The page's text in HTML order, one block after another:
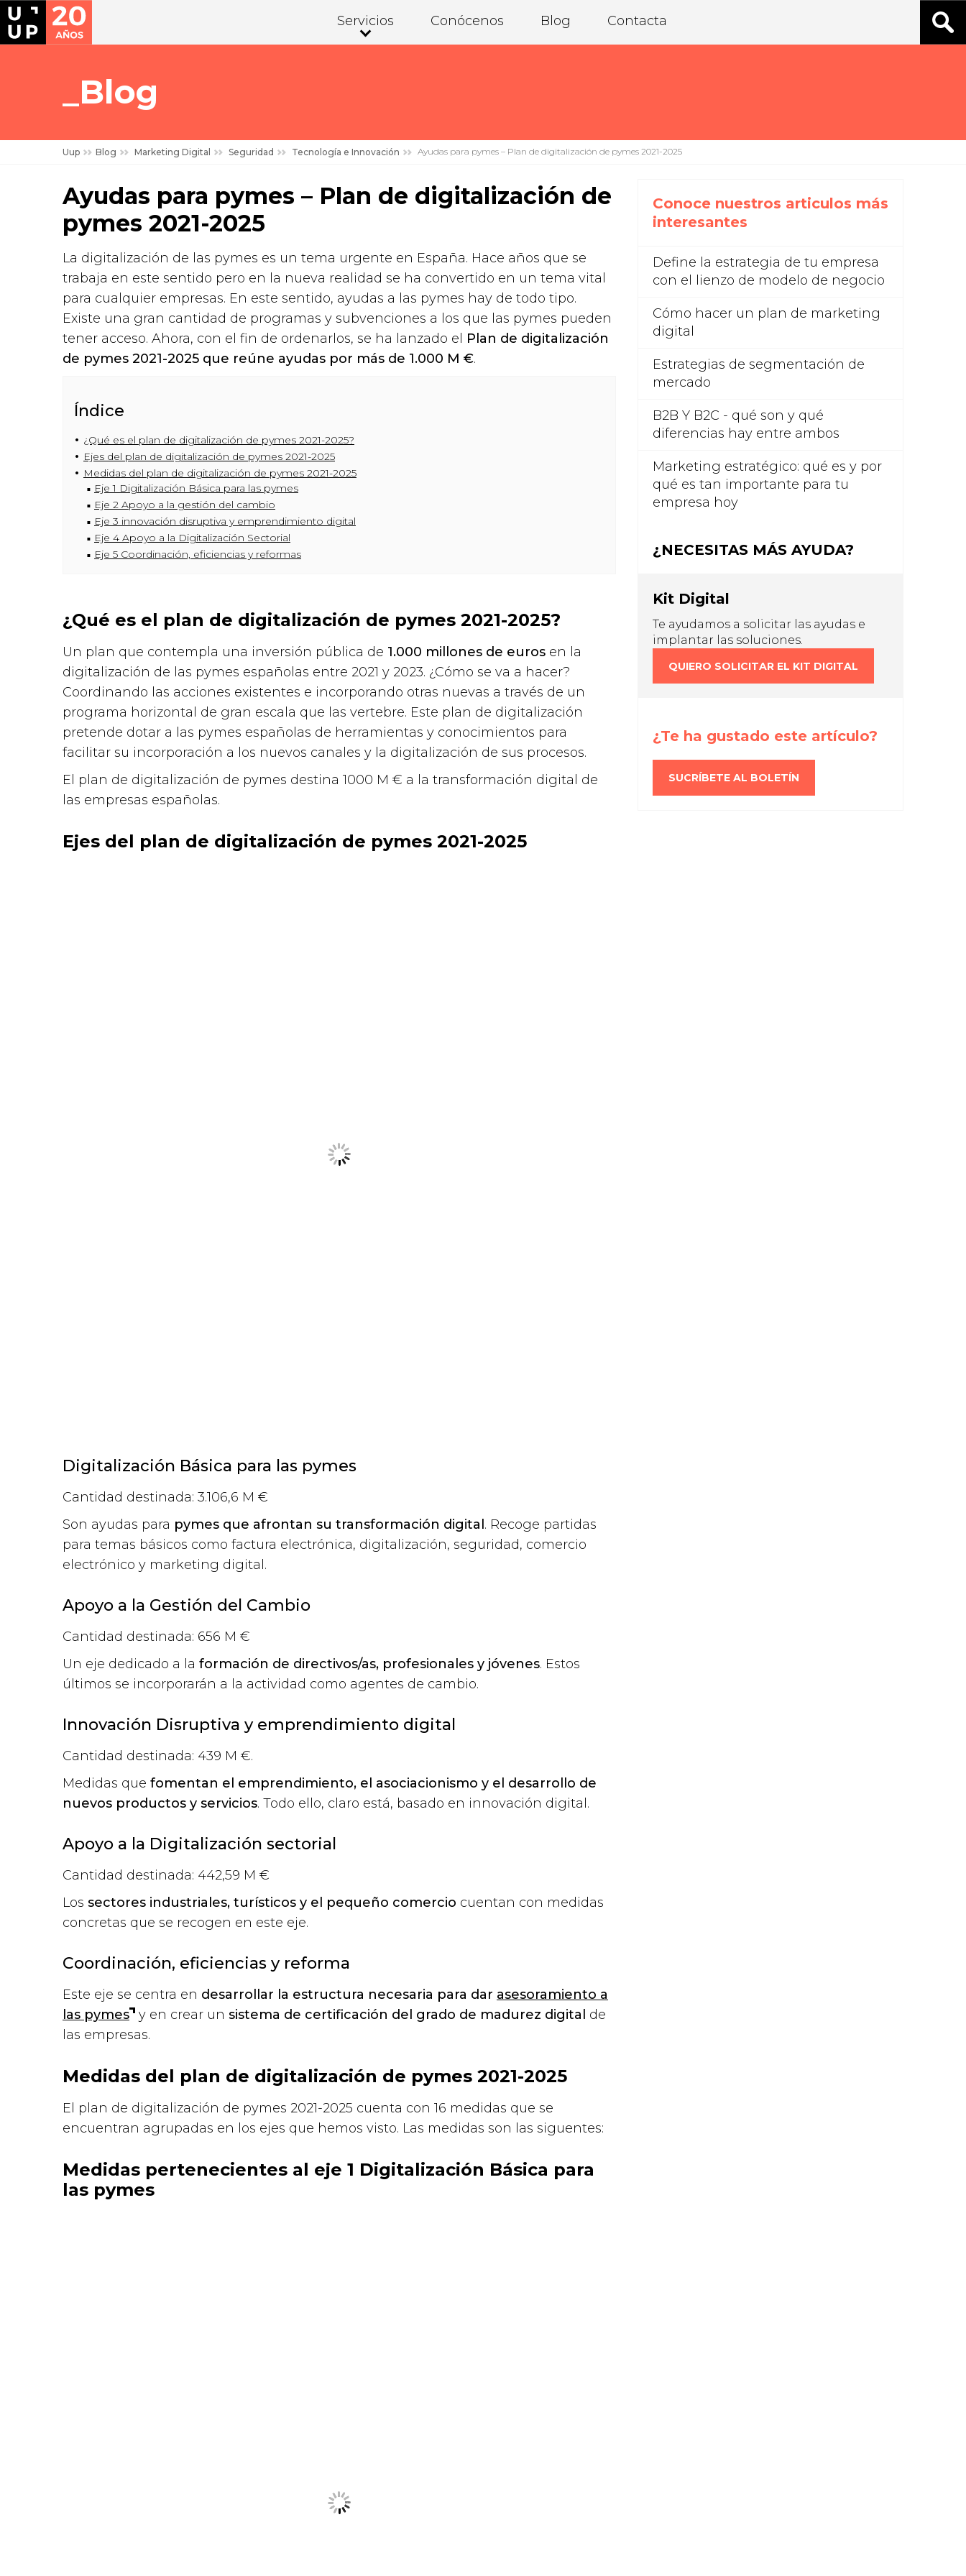
Servicios Conócenos Blog Contacta
Blog
Uup Blog Marketing Digital Seguridad Tecnología e Innovación Ayudas para pymes – Plan de digitalización de pymes 2021-2025
Ayudas para pymes – Plan de digitalización de
pymes 2021-2025
La digitalización de las pymes es un tema urgente en España. Hace años que se
trabaja en este sentido pero en la nueva realidad se ha convertido en un tema vital
para cualquier empresas. En este sentido, ayudas a las pymes hay de todo tipo.
Existe una gran cantidad de programas y subvenciones a los que las pymes pueden
tener acceso. Ahora, con el fin de ordenarlos, se ha lanzado el Plan de digitalización
de pymes 2021-2025 que reúne ayudas por más de 1.000 M €.
Índice
¿Qué es el plan de digitalización de pymes 2021-2025?
Ejes del plan de digitalización de pymes 2021-2025
Medidas del plan de digitalización de pymes 2021-2025
Eje 1 Digitalización Básica para las pymes
Eje 2 Apoyo a la gestión del cambio
Eje 3 innovación disruptiva y emprendimiento digital
Eje 4 Apoyo a la Digitalización Sectorial
Eje 5 Coordinación, eficiencias y reformas
¿Qué es el plan de digitalización de pymes 2021-2025?
Un plan que contempla una inversión pública de 1.000 millones de euros en la
digitalización de las pymes españolas entre 2021 y 2023. ¿Cómo se va a hacer?
Coordinando las acciones existentes e incorporando otras nuevas a través de un
programa horizontal de gran escala que las vertebre. Este plan de digitalización
pretende dotar a las pymes españolas de herramientas y conocimientos para
facilitar su incorporación a los nuevos canales y la digitalización de sus procesos.
El plan de digitalización de pymes destina 1000 M € a la transformación digital de
las empresas españolas.
Ejes del plan de digitalización de pymes 2021-2025
Digitalización Básica para las pymes
Cantidad destinada: 3.106,6 M €
Son ayudas para pymes que afrontan su transformación digital . Recoge partidas
para temas básicos como factura electrónica, digitalización, seguridad, comercio
electrónico y marketing digital.
Apoyo a la Gestión del Cambio
Cantidad destinada: 656 M €
Un eje dedicado a la formación de directivos/as, profesionales y jóvenes. Estos
últimos se incorporarán a la actividad como agentes de cambio.
Innovación Disruptiva y emprendimiento digital
Cantidad destinada: 439 M €.
Medidas que fomentan el emprendimiento, el asociacionismo y el desarrollo de
nuevos productos y servicios. Todo ello, claro está, basado en innovación digital.
Apoyo a la Digitalización sectorial
Cantidad destinada: 442,59 M €
Los sectores industriales, turísticos y el pequeño comercio cuentan con medidas
concretas que se recogen en este eje.
Coordinación, eficiencias y reforma
Este eje se centra en desarrollar la estructura necesaria para dar asesoramiento a
las pymes y en crear un sistema de certificación del grado de madurez digital de
las empresas.
Medidas del plan de digitalización de pymes 2021-2025
El plan de digitalización de pymes 2021-2025 cuenta con 16 medidas que se
encuentran agrupadas en los ejes que hemos visto. Las medidas son las siguentes:
Medidas pertenecientes al eje 1 Digitalización Básica para
las pymes
Conoce nuestros articulos más
interesantes
Define la estrategia de tu empresa
con el lienzo de modelo de negocio
Cómo hacer un plan de marketing
digital
Estrategias de segmentación de
mercado
B2B Y B2C - qué son y qué
diferencias hay entre ambos
Marketing estratégico: qué es y por
qué es tan importante para tu
empresa hoy
¿NECESITAS MÁS AYUDA?
Kit Digital
Te ayudamos a solicitar las ayudas e
implantar las soluciones.
QUIERO SOLICITAR EL KIT DIGITAL
¿Te ha gustado este artículo?
SUCRÍBETE AL BOLETÍN